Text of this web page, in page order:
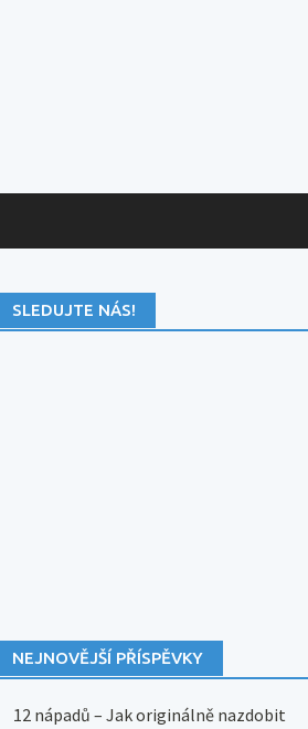
SLEDUJTE NÁS!
NEJNOVĚJŠÍ PŘÍSPĚVKY
12 nápadů – Jak originálně nazdobit